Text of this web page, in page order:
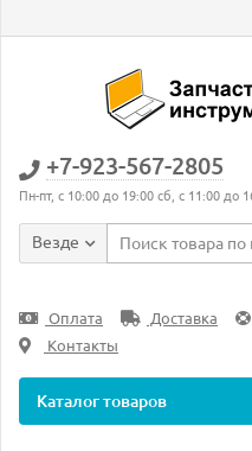
+7-923-567-2805
Пн-пт, с 10:00 до 19:00 сб, с 11:00 до
Везде
Оплата Доставка
Контакты
Каталог товаров